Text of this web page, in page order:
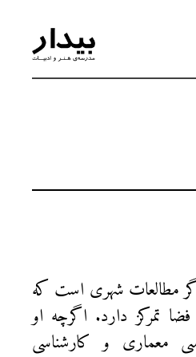
مطالعات شهری است که
تمرکز دارد. اگرچه او
معماری و کارشناسی